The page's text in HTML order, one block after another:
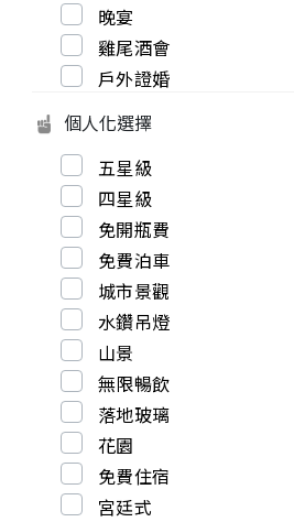
晚宴
雞尾酒會
戶外證婚
個人化選擇
五星級
四星級
免開瓶費
免費泊車
城市景觀
水鑽吊燈
山景
無限暢飲
落地玻璃
花園
免費住宿
宮廷式